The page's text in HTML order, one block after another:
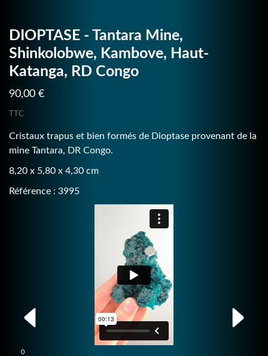
DIOPTASE - Tantara Mine,
Shinkolobwe, Kambove, Haut-
Katanga, RD Congo
90,00 €
TTC
Cristaux trapus et bien formés de Dioptase provenant de la
mine Tantara, DR Congo.
8,20 x 5,80 x 4,30 cm
Référence : 3995
0